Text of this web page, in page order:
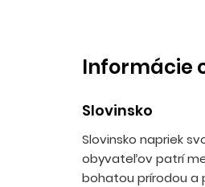
Informácie
Slovinsko
Slovinsko napriek
obyvateľov patrí
bohatou prírodou a